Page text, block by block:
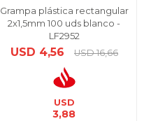
Grampa plástica rectangular
2x1,5mm 100 uds blanco -
LF2952
USD 4,56 USD 16,66
USD
3,88